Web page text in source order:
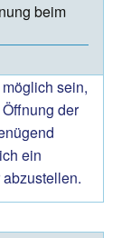
beim
sein,
der
ein